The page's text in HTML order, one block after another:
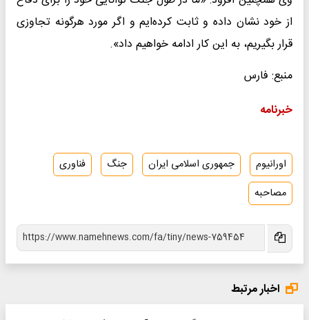
از خود نشان داده و ثابت کرده‌ایم و اگر مورد هرگونه تجاوزی
قرار بگیریم، به این کار ادامه خواهیم داد».
منبع: فارس
خبرنامه
اورانیوم جمهوری اسلامی ایران جنگ
فناوری
مصاحبه
اخبار مرتبط